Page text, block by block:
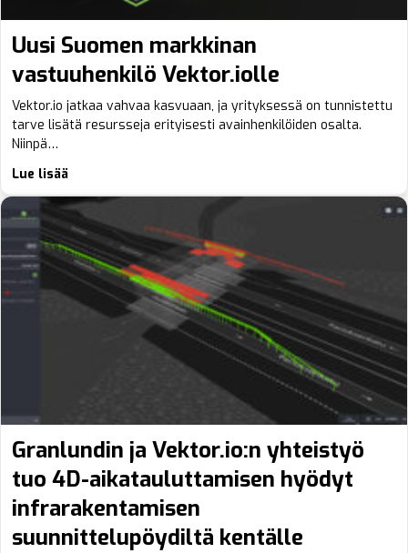
Uusi Suomen markkinan
vastuuhenkilö Vektor.iolle
Vektor.io jatkaa vahvaa kasvuaan, ja yrityksessä on tunnistettu
tarve lisätä resursseja erityisesti avainhenkilöiden osalta.
Niinpä…
Lue lisää
Granlundin ja Vektor.io:n yhteistyö
tuo 4D-aikatauluttamisen hyödyt
infrarakentamisen
suunnittelupöydiltä kentälle